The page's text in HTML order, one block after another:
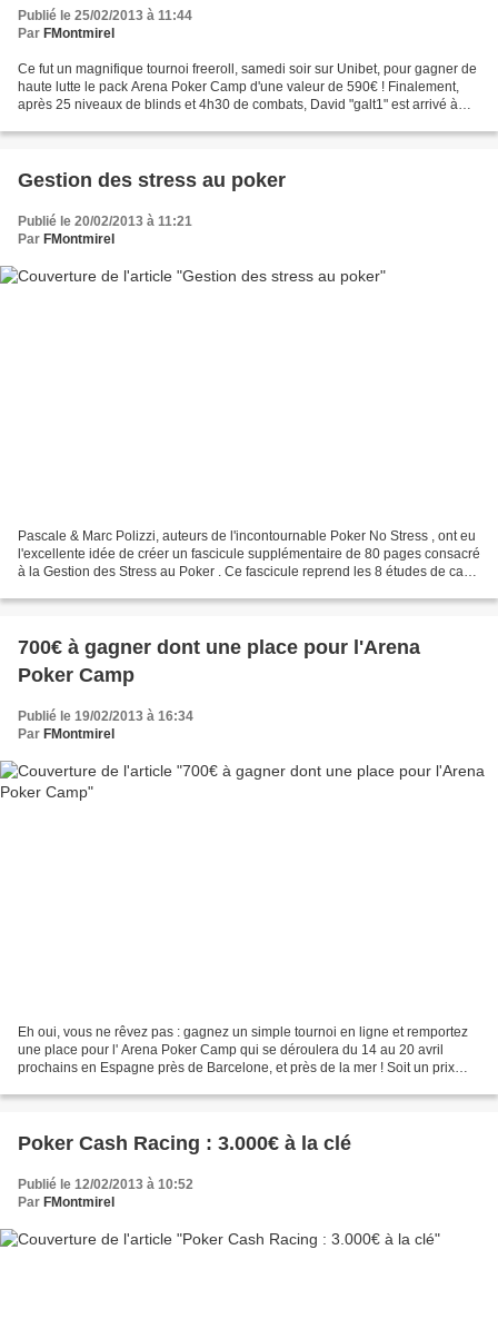
Publié le 25/02/2013 à 11:44
Par FMontmirel
Ce fut un magnifique tournoi freeroll, samedi soir sur Unibet, pour gagner de
haute lutte le pack Arena Poker Camp d'une valeur de 590€ ! Finalement,
après 25 niveaux de blinds et 4h30 de combats, David "galt1" est arrivé à
Gestion des stress au poker
Publié le 20/02/2013 à 11:21
Par FMontmirel
Pascale & Marc Polizzi, auteurs de l'incontournable Poker No Stress , ont eu
l'excellente idée de créer un fascicule supplémentaire de 80 pages consacré
à la Gestion des Stress au Poker . Ce fascicule reprend les 8 études de cas
700€ à gagner dont une place pour l'Arena
Poker Camp
Publié le 19/02/2013 à 16:34
Par FMontmirel
Eh oui, vous ne rêvez pas : gagnez un simple tournoi en ligne et remportez
une place pour l' Arena Poker Camp qui se déroulera du 14 au 20 avril
prochains en Espagne près de Barcelone, et près de la mer ! Soit un prix
Poker Cash Racing : 3.000€ à la clé
Publié le 12/02/2013 à 10:52
Par FMontmirel